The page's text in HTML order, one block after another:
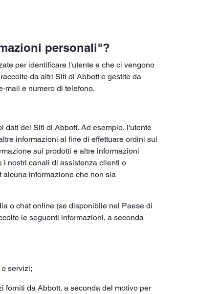
personali"?
per identificare l'utente e che ci vengono
da altri Siti di Abbott e gestite da
mail e numero di telefono.
dati dei Siti di Abbott. Ad esempio, l'utente
informazioni al fine di effettuare ordini sul
sui prodotti e altre informazioni
i nostri canali di assistenza clienti o
informazione che non sia
o chat online (se disponibile nel Paese di
le seguenti informazioni, a seconda
servizi;
forniti da Abbott, a seconda del motivo per